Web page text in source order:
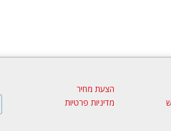
הצעת מחיר
מדיניות פרטיות